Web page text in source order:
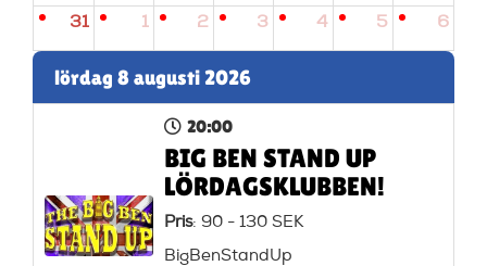
31 1 2 3 4 5 6
lördag 8 augusti 2026
20:00
BIG BEN STAND UP
LÖRDAGSKLUBBEN!
Pris: 90 - 130 SEK
BigBenStandUp